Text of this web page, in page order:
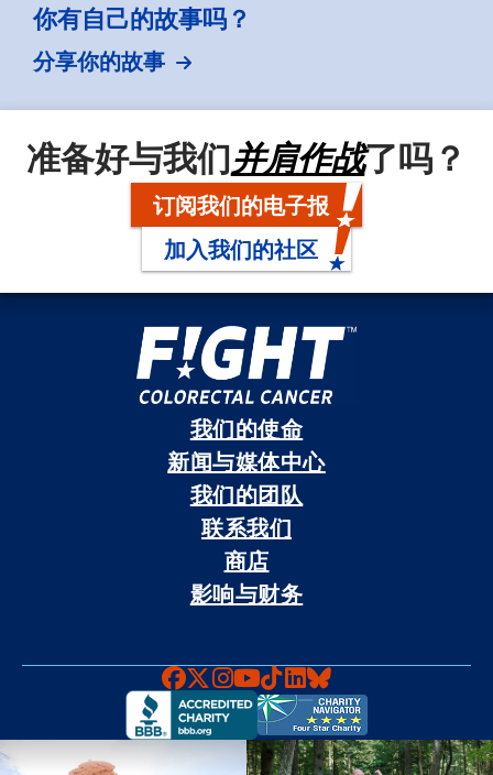
你有自己的故事吗？
分享你的故事
准备好与我们并肩作战了吗？
订阅我们的电子报
加入我们的社区
我们的使命
新闻与媒体中心
我们的团队
联系我们
商店
影响与财务
Faceboook
X Instagram
YouTube
TikTok
LinkedIn
Bluesky